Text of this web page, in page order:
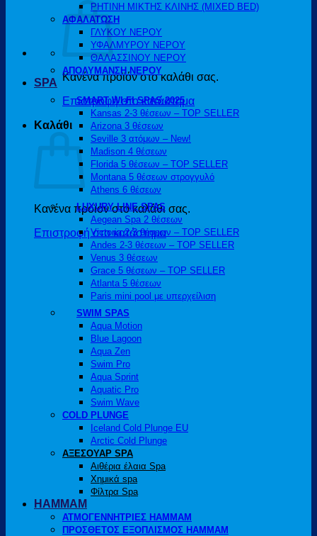
Κανένα προϊόν στο καλάθι σας.
Επιστροφή στο κατάστημα
Καλάθι
Κανένα προϊόν στο καλάθι σας.
Επιστροφή στο κατάστημα
ΡΗΤΙΝΗ ΜΙΚΤΗΣ ΚΛΙΝΗΣ (MIXED BED)
ΑΦΑΛΑΤΩΣΗ
ΓΛΥΚΟΥ ΝΕΡΟΥ
ΥΦΑΛΜΥΡΟΥ ΝΕΡΟΥ
ΘΑΛΑΣΣΙΝΟΥ ΝΕΡΟΥ
ΑΠΟΛΥΜΑΝΣΗ ΝΕΡΟΥ
SPA
SMART WI-FI SPAS 2025
Kansas 2-3 θέσεων – TOP SELLER
Arizona 3 θέσεων
Seville 3 ατόμων – New!
Madison 4 θέσεων
Florida 5 θέσεων – TOP SELLER
Montana 5 θέσεων στρογγυλό
Athens 6 θέσεων
LUXURY LINE SPAS
Aegean Spa 2 θέσεων
Victoria 2-3 θέσεων – TOP SELLER
Andes 2-3 θέσεων – TOP SELLER
Venus 3 θέσεων
Grace 5 θέσεων – TOP SELLER
Atlanta 5 θέσεων
Paris mini pool με υπερχείλιση
SWIM SPAS
Aqua Motion
Blue Lagoon
Aqua Zen
Swim Pro
Aqua Sprint
Aquatic Pro
Swim Wave
COLD PLUNGE
Iceland Cold Plunge EU
Arctic Cold Plunge
ΑΞΕΣΟΥΑΡ SPA
Αιθέρια έλαια Spa
Χημικά spa
Φίλτρα Spa
HAMMAM
ΑΤΜΟΓΕΝΝΗΤΡΙΕΣ HAMMAM
ΠΡΟΣΘΕΤΟΣ ΕΞΟΠΛΙΣΜΟΣ HAMMAM